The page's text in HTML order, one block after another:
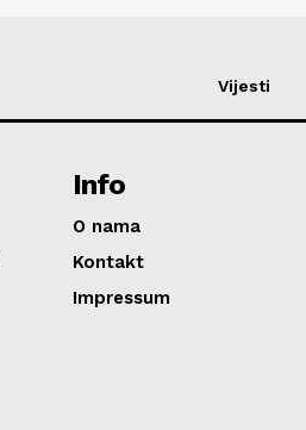
Vijesti
Info
O nama
Kontakt
Impressum